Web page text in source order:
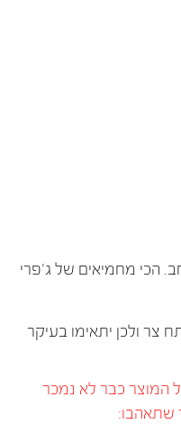
הכי מחמיאים של ג'פרי
צר ולכן יתאימו בעיקר
המוצר כבר לא נמכר
שתאהבו: